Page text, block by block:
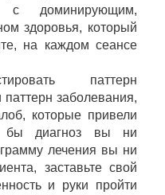
с доминирующим,
здоровья, который
на каждом сеансе
паттерн
заболевания,
которые привели
бы диагноз вы ни
лечения вы ни
заставьте свой
и руки пройти